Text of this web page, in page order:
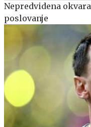
Nepredvidena
poslovanje